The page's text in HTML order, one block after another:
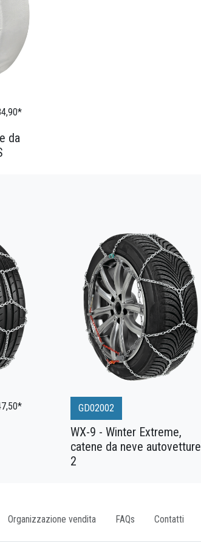
da
GD02002
WX-9 - Winter Extreme,
catene da neve
2
Organizzazione vendita FAQs Contatti